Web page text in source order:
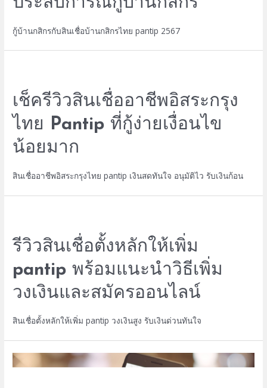
กู้บ้านกสิกรกับสินเชื่อบ้านกสิกรไทย pantip 2567
เช็ครีวิวสินเชื่ออาชีพอิสระกรุง
ไทย Pantip ที่กู้ง่ายเงื่อนไข
น้อยมาก
สินเชื่ออาชีพอิสระกรุงไทย pantip เงินสดทันใจ อนุมัติไว รับเงินก้อน
รีวิวสินเชื่อตั้งหลักให้เพิ่ม
pantip พร้อมแนะนำวิธีเพิ่ม
วงเงินและสมัครออนไลน์
สินเชื่อตั้งหลักให้เพิ่ม pantip วงเงินสูง รับเงินด่วนทันใจ